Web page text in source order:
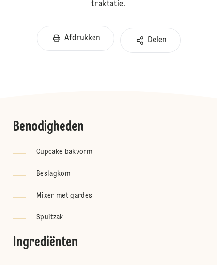
traktatie.
Afdrukken Delen
Benodigheden
Cupcake bakvorm
Beslagkom
Mixer met gardes
Spuitzak
Ingrediënten